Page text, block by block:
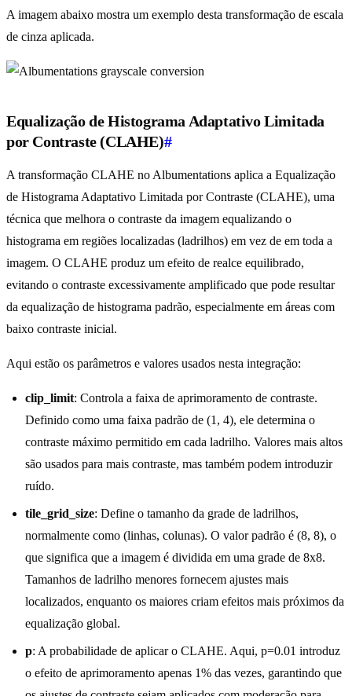
A imagem abaixo mostra um exemplo desta transformação de escala
de cinza aplicada.
Equalização de Histograma Adaptativo Limitada
por Contraste (CLAHE)#
A transformação CLAHE no Albumentations aplica a Equalização
de Histograma Adaptativo Limitada por Contraste (CLAHE), uma
técnica que melhora o contraste da imagem equalizando o
histograma em regiões localizadas (ladrilhos) em vez de em toda a
imagem. O CLAHE produz um efeito de realce equilibrado,
evitando o contraste excessivamente amplificado que pode resultar
da equalização de histograma padrão, especialmente em áreas com
baixo contraste inicial.
Aqui estão os parâmetros e valores usados nesta integração:
clip_limit: Controla a faixa de aprimoramento de contraste.
Definido como uma faixa padrão de (1, 4), ele determina o
contraste máximo permitido em cada ladrilho. Valores mais altos
são usados para mais contraste, mas também podem introduzir
ruído.
tile_grid_size: Define o tamanho da grade de ladrilhos,
normalmente como (linhas, colunas). O valor padrão é (8, 8), o
que significa que a imagem é dividida em uma grade de 8x8.
Tamanhos de ladrilho menores fornecem ajustes mais
localizados, enquanto os maiores criam efeitos mais próximos da
equalização global.
p: A probabilidade de aplicar o CLAHE. Aqui, p=0.01 introduz
o efeito de aprimoramento apenas 1% das vezes, garantindo que